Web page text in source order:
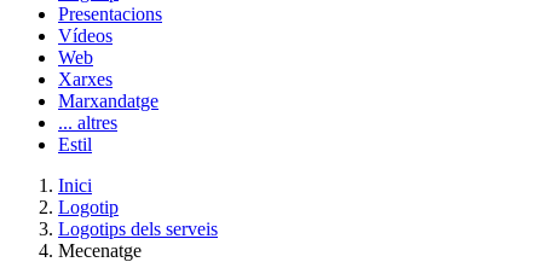
Presentacions
Vídeos
Web
Xarxes
Marxandatge
... altres
Estil
Inici
Logotip
Logotips dels serveis
Mecenatge